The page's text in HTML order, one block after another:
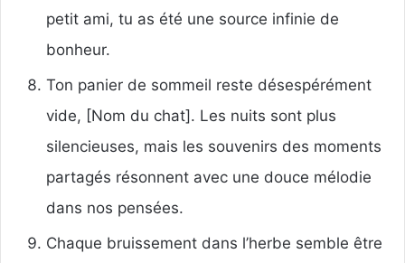
petit ami, tu as été une source infinie de
bonheur.
Ton panier de sommeil reste désespérément
vide, [Nom du chat]. Les nuits sont plus
silencieuses, mais les souvenirs des moments
partagés résonnent avec une douce mélodie
dans nos pensées.
Chaque bruissement dans l’herbe semble être